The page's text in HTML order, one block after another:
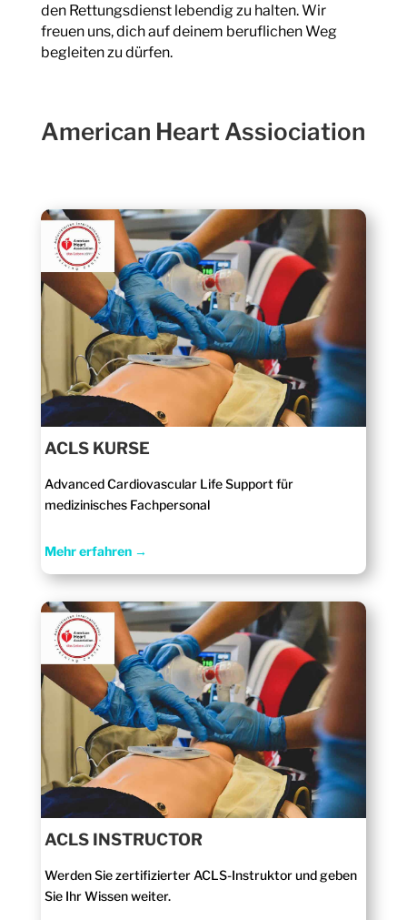
den Rettungsdienst lebendig zu halten. Wir
freuen uns, dich auf deinem beruflichen Weg
begleiten zu dürfen.
American Heart Assiociation
ACLS KURSE
Advanced Cardiovascular Life Support für
medizinisches Fachpersonal
Mehr erfahren →
ACLS INSTRUCTOR
Werden Sie zertifizierter ACLS-Instruktor und geben
Sie Ihr Wissen weiter.